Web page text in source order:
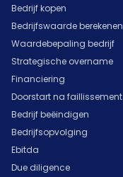
Bedrijf kopen
Bedrijfswaarde berekenen
Waardebepaling bedrijf
Strategische overname
Financiering
Doorstart na faillissement
Bedrijf beëindigen
Bedrijfsopvolging
Ebitda
Due diligence